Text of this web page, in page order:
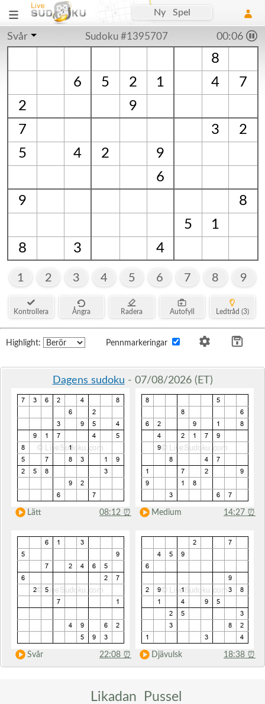
Ny Spel
Svår Sudoku #1395707 00:07
8
6
5 2 1 4
7
2
9
7
3
2
5
4 2
9
6
9
8
5
1
8
3 4
1 2 3 4 5 6 7 8 9
Kontrollera Ångra Radera Autofyll Ledtråd (3)
Highlight: Pennmarkeringar
Dagens sudoku - 07/08/2026 (ET)
Lätt 08:12 ⏰ Medium 14:27 ⏰
Svår 22:08 ⏰ Djävulsk 18:38 ⏰
Likadan Pussel